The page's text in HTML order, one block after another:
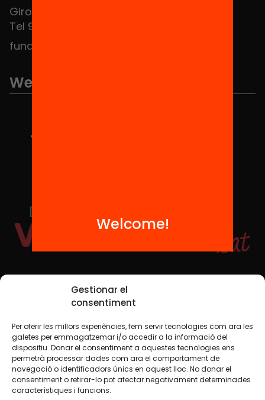
Gestionar el
consentiment
Per oferir les millors experiències, fem servir tecnologies com ara les
galetes per emmagatzemar i/o accedir a la informació del
dispositiu. Donar el consentiment a aquestes tecnologies ens
permetrà processar dades com ara el comportament de
navegació o identificadors únics en aquest lloc. No donar el
consentiment o retirar-lo pot afectar negativament determinades
característiques i funcions.
Girona 34, interior 08010 Barcelona
Tel 934 588 700
fundacio@equitat.org
We are part of...
Social Media
TW YTB IG FB IN
Legal NoticeCookie Policy
Welcome!